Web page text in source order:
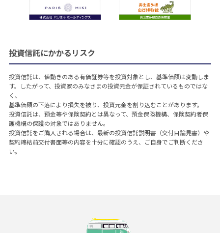
投資信託にかかるリスク
投資信託は、値動きのある有価証券等を投資対象とし、基準価額は変動しま
す。したがって、投資家のみなさまの投資元金が保証されているものではな
く、
基準価額の下落により損失を被り、投資元金を割り込むことがあります。
投資信託は、預金等や保険契約とは異なって、預金保険機構、保険契約者保
護機構の保護の対象ではありません。
投資信託をご購入される場合は、最新の投資信託説明書（交付目論見書）や
契約締結前交付書面等の内容を十分に確認のうえ、ご自身でご判断くださ
い。